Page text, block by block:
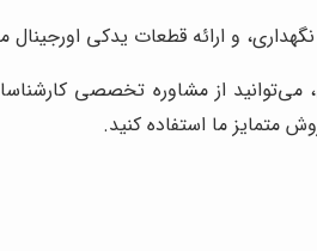
و ارائه قطعات یدکی
، می‌توانید از مشاوره تخصصی
متمایز ما استفاده کنید.